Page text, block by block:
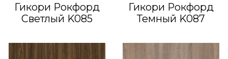
Гикори Рокфорд
Светлый K085
Гикори Рокфорд
Темный K087